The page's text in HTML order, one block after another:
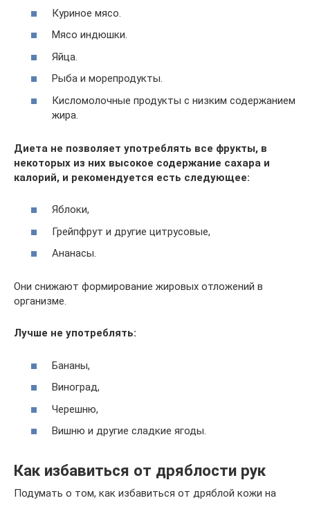
Куриное мясо.
Мясо индюшки.
Яйца.
Рыба и морепродукты.
Кисломолочные продукты с низким содержанием
жира.
Диета не позволяет употреблять все фрукты, в
некоторых из них высокое содержание сахара и
калорий, и рекомендуется есть следующее:
Яблоки,
Грейпфрут и другие цитрусовые,
Ананасы.
Они снижают формирование жировых отложений в
организме.
Лучше не употреблять:
Бананы,
Виноград,
Черешню,
Вишню и другие сладкие ягоды.
Как избавиться от дряблости рук
Подумать о том, как избавиться от дряблой кожи на